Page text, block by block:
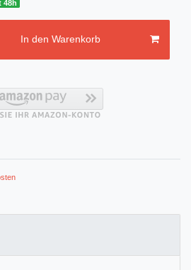
48h
In den Warenkorb